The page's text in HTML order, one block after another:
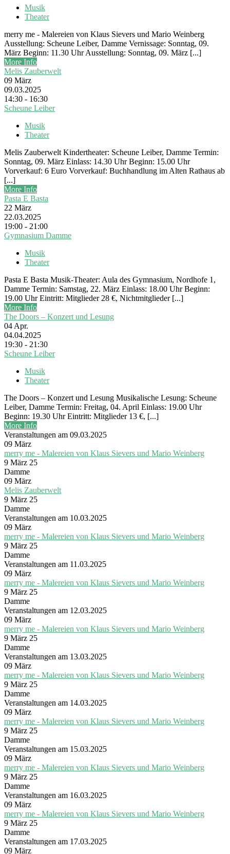
Musik
Theater
merry me - Malereien von Klaus Sievers und Mario Weinberg
Ausstellung: Scheune Leiber, Damme Vernissage: Sonntag, 09.
März Beginn: 11.30 Uhr Ausstellung: Sonntag, 09. März [...]
More Info
Melis Zauberwelt
09 März
09.03.2025
14:30 - 16:30
Scheune Leiber
Musik
Theater
Melis Zauberwelt Kindertheater: Scheune Leiber, Damme Termin:
Sonntag, 09. März Einlass: 14.30 Uhr Beginn: 15.00 Uhr
Vorverkauf: 6 Euro Vorverkauf: Buchhandlung im Alten Rathaus ab
[...]
More Info
Pasta E Basta
22 März
22.03.2025
19:00 - 21:00
Gymnasium Damme
Musik
Theater
Pasta E Basta Musik-Theater: Aula des Gymnasium, Nordhofe 1,
Damme Termin: Samstag, 22. März Einlass: 18.00 Uhr Beginn:
19.00 Uhr Eintritt: Mitglieder 28 €, Nichtmitglieder [...]
More Info
The Doors – Konzert und Lesung
04 Apr.
04.04.2025
19:30 - 21:30
Scheune Leiber
Musik
Theater
The Doors – Konzert und Lesung Musikalische Lesung: Scheune
Leiber, Damme Termin: Freitag, 04. April Einlass: 19.00 Uhr
Beginn: 19.30 Uhr Eintritt: Mitglieder 13 €, [...]
More Info
Veranstaltungen am 09.03.2025
09 März
merry me - Malereien von Klaus Sievers und Mario Weinberg
9 März 25
Damme
09 März
Melis Zauberwelt
9 März 25
Damme
Veranstaltungen am 10.03.2025
09 März
merry me - Malereien von Klaus Sievers und Mario Weinberg
9 März 25
Damme
Veranstaltungen am 11.03.2025
09 März
merry me - Malereien von Klaus Sievers und Mario Weinberg
9 März 25
Damme
Veranstaltungen am 12.03.2025
09 März
merry me - Malereien von Klaus Sievers und Mario Weinberg
9 März 25
Damme
Veranstaltungen am 13.03.2025
09 März
merry me - Malereien von Klaus Sievers und Mario Weinberg
9 März 25
Damme
Veranstaltungen am 14.03.2025
09 März
merry me - Malereien von Klaus Sievers und Mario Weinberg
9 März 25
Damme
Veranstaltungen am 15.03.2025
09 März
merry me - Malereien von Klaus Sievers und Mario Weinberg
9 März 25
Damme
Veranstaltungen am 16.03.2025
09 März
merry me - Malereien von Klaus Sievers und Mario Weinberg
9 März 25
Damme
Veranstaltungen am 17.03.2025
09 März